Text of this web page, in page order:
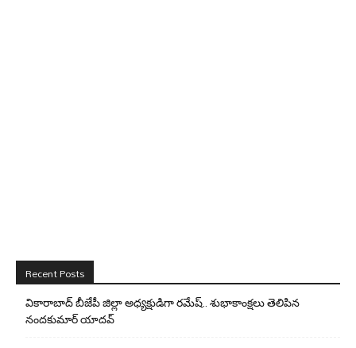
Recent Posts
వికారాబాద్ బీజేపీ జిల్లా అధ్యక్షుడిగా రమేష్‌.. శుభాకాంక్షలు తెలిపిన
నందకుమార్ యాదవ్